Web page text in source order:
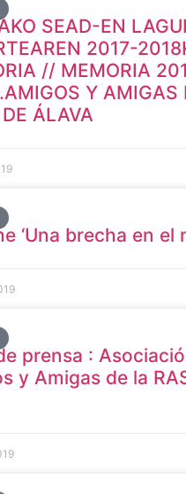
SEAD-EN
2017-
// MEMORIA
Y AMIGAS
ÁLAVA
‘Una brecha en el
prensa :
y Amigas de la